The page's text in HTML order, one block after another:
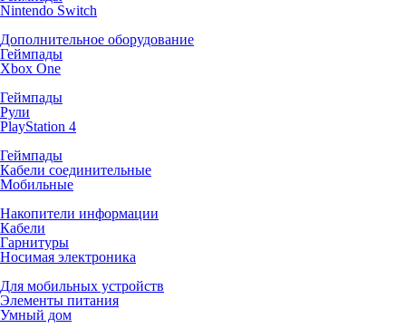
Nintendo Switch
Дополнительное оборудование
Геймпады
Xbox One
Геймпады
Рули
PlayStation 4
Геймпады
Кабели соединительные
Мобильные
Накопители информации
Кабели
Гарнитуры
Носимая электроника
Для мобильных устройств
Элементы питания
Умный дом